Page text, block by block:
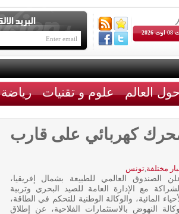
العالم علوم و تقنيات رياضة
كهربائي على قارب
مختلفة,تونس
الصندوق العالمي للطبيعة بشمال إفريقيا،
مع الإدارة العامة للصيد البحري وتربية
المائية، والوكالة الوطنية للتحكم في الطاقة،
النهوض بالاستثمارات الفلاحية، عن إطلاق